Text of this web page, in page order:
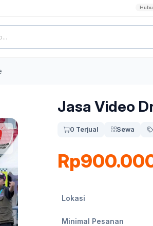
Jasa Video
0 Terjual Sewa
Lokasi
Minimal Pesanan